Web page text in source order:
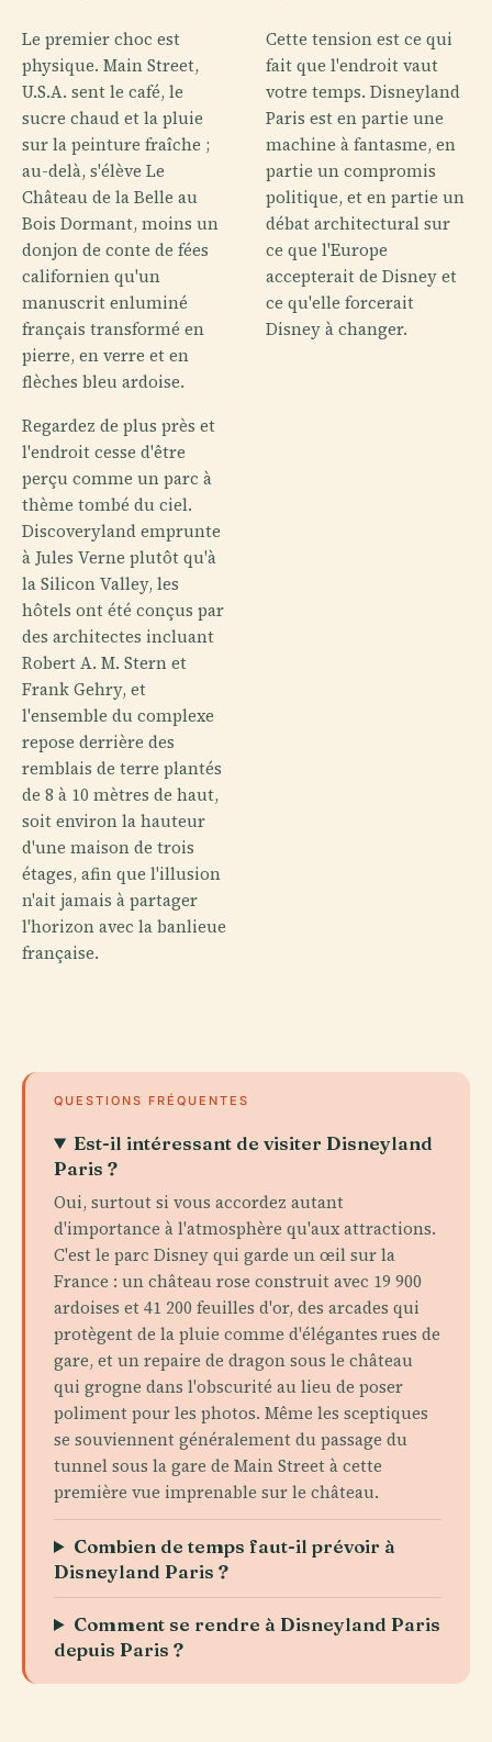
Le premier choc est
physique. Main Street,
U.S.A. sent le café, le
sucre chaud et la pluie
sur la peinture fraîche ;
au-delà, s'élève Le
Château de la Belle au
Bois Dormant, moins un
donjon de conte de fées
californien qu'un
manuscrit enluminé
français transformé en
pierre, en verre et en
flèches bleu ardoise.
Regardez de plus près et
l'endroit cesse d'être
perçu comme un parc à
thème tombé du ciel.
Discoveryland emprunte
à Jules Verne plutôt qu'à
la Silicon Valley, les
hôtels ont été conçus par
des architectes incluant
Robert A. M. Stern et
Frank Gehry, et
l'ensemble du complexe
repose derrière des
remblais de terre plantés
de 8 à 10 mètres de haut,
soit environ la hauteur
d'une maison de trois
étages, afin que l'illusion
n'ait jamais à partager
l'horizon avec la banlieue
française.
Cette tension est ce qui
fait que l'endroit vaut
votre temps. Disneyland
Paris est en partie une
machine à fantasme, en
partie un compromis
politique, et en partie un
débat architectural sur
ce que l'Europe
accepterait de Disney et
ce qu'elle forcerait
Disney à changer.
QUESTIONS FRÉQUENTES
Est-il intéressant de visiter Disneyland
Paris ?
Oui, surtout si vous accordez autant
d'importance à l'atmosphère qu'aux attractions.
C'est le parc Disney qui garde un œil sur la
France : un château rose construit avec 19 900
ardoises et 41 200 feuilles d'or, des arcades qui
protègent de la pluie comme d'élégantes rues de
gare, et un repaire de dragon sous le château
qui grogne dans l'obscurité au lieu de poser
poliment pour les photos. Même les sceptiques
se souviennent généralement du passage du
tunnel sous la gare de Main Street à cette
première vue imprenable sur le château.
Combien de temps faut-il prévoir à
Disneyland Paris ?
Comment se rendre à Disneyland Paris
depuis Paris ?